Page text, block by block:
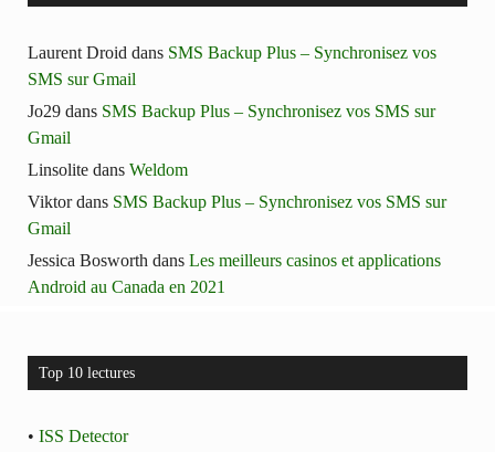
Laurent Droid dans SMS Backup Plus – Synchronisez vos
SMS sur Gmail
Jo29 dans SMS Backup Plus – Synchronisez vos SMS sur
Gmail
Linsolite dans Weldom
Viktordans SMS Backup Plus – Synchronisez vos SMS sur
Gmail
Jessica Bosworth dans Les meilleurs casinos et applications
Android au Canada en 2021
Top 10 lectures
• ISS Detector